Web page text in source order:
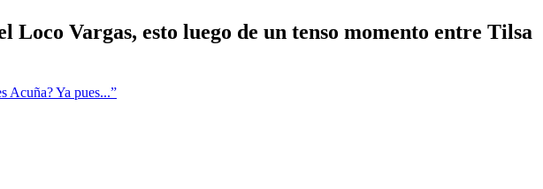
Vargas, esto luego de un tenso momento entre Tilsa
Acuña? Ya pues...”